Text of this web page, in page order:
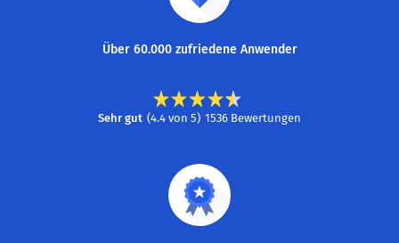
Über 60.000 zufriedene Anwender
Sehr gut (4.4 von 5) 1536 Bewertungen